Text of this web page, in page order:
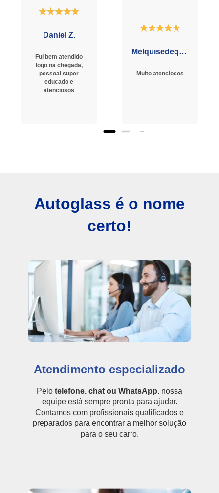
Fui bem atendido
logo na chegada,
pessoal super
educado e
atenciosos
Daniel Z.
Muito atenciosos
Melquisedequi L.
Autoglass é o nome
certo!
Atendimento especializado
Pelo telefone, chat ou WhatsApp, nossa
equipe está sempre pronta para ajudar.
Contamos com profissionais qualificados e
preparados para encontrar a melhor solução
para o seu carro.